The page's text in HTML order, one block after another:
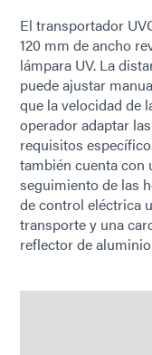
El transportador
120 mm de ancho
lámpara UV. La
puede ajustar
que la velocidad de
operador adaptar
requisitos
también cuenta con
seguimiento de las
de control eléctrica
transporte y una
reflector de